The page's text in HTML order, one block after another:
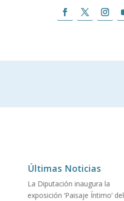
Últimas Noticias
La Diputación inaugura la
exposición ‘Paisaje Íntimo’ del